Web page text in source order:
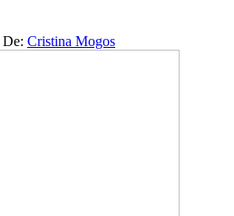
De: Cristina Mogos